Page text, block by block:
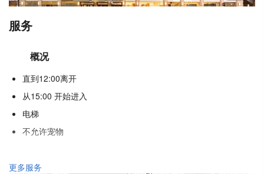
服务
概况
直到12:00离开
从15:00 开始进入
电梯
不允许宠物
食品与饮品
更多服务